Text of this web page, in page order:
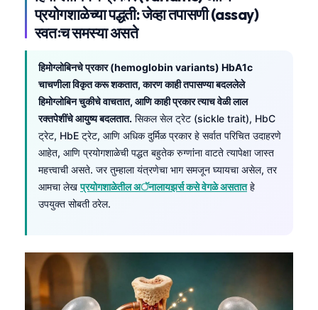
प्रयोगशाळेच्या पद्धती: जेव्हा तपासणी (assay)
स्वतःच समस्या असते
हिमोग्लोबिनचे प्रकार (hemoglobin variants) HbA1c
चाचणीला विकृत करू शकतात, कारण काही तपासण्या बदललेले
हिमोग्लोबिन चुकीचे वाचतात, आणि काही प्रकार त्याच वेळी लाल
रक्तपेशींचे आयुष्य बदलतात. सिकल सेल ट्रेट (sickle trait), HbC
ट्रेट, HbE ट्रेट, आणि अधिक दुर्मिळ प्रकार हे सर्वात परिचित उदाहरणे
आहेत, आणि प्रयोगशाळेची पद्धत बहुतेक रुग्णांना वाटते त्यापेक्षा जास्त
महत्त्वाची असते. जर तुम्हाला यंत्रणेचा भाग समजून घ्यायचा असेल, तर
आमचा लेखप्रयोगशाळेतील अॅनालायझर्स कसे वेगळे असतातहे
उपयुक्त सोबती ठरेल.
Gàidhlig
العربية المغربية
Монгол
ພາສາລາວ
Basa Jawa
Cebuano
ئۇيغۇرچە
Кыргызча
Татар теле
Esperanto